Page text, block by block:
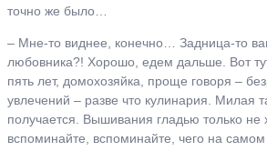
точно же было…
– Мне-то виднее, конечно… Задница-то
любовника?! Хорошо, едем дальше. Вот
пять лет, домохозяйка, проще говоря –
увлечений – разве что кулинария. Милая
получается. Вышивания гладью только не
вспоминайте, вспоминайте, чего на